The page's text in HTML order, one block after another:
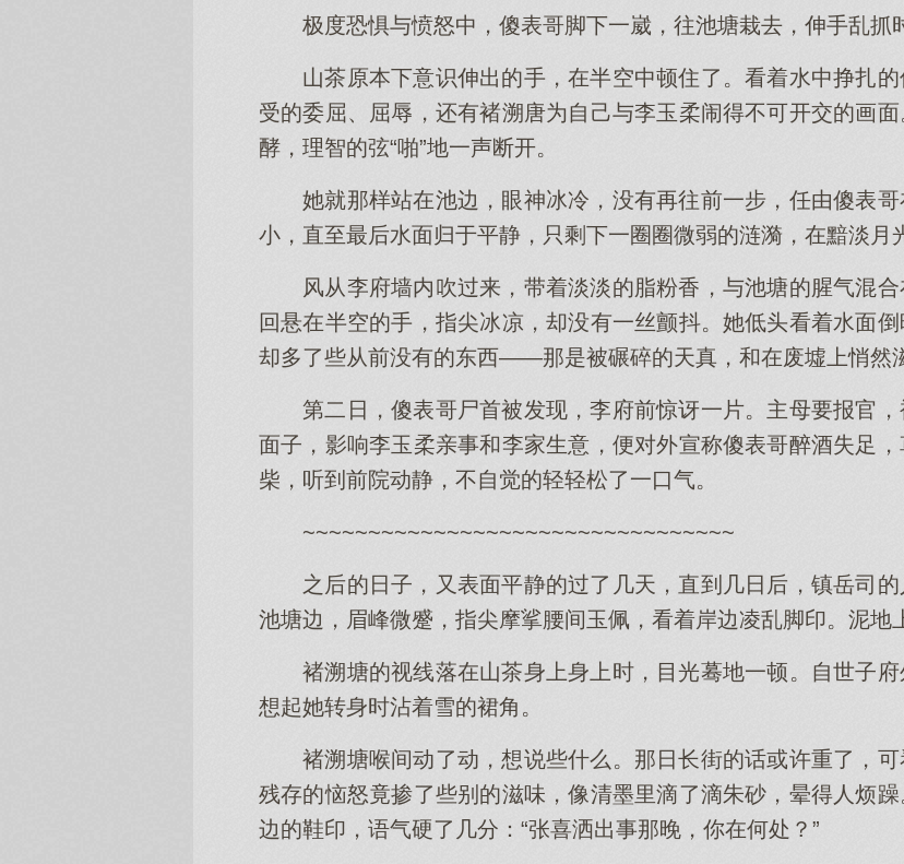
极度恐惧与愤怒中，傻表哥脚下一崴，往池塘栽去，伸手乱抓
山茶原本下意识伸出的手，在半空中顿住了。看着水中挣扎
受的委屈、屈辱，还有褚溯唐为自己与李玉柔闹得不可开交的画
酵，理智的弦“啪”地一声断开。
她就那样站在池边，眼神冰冷，没有再往前一步，任由傻表
小，直至最后水面归于平静，只剩下一圈圈微弱的涟漪，在黯淡月
风从李府墙内吹过来，带着淡淡的脂粉香，与池塘的腥气混
回悬在半空的手，指尖冰凉，却没有一丝颤抖。她低头看着水面
却多了些从前没有的东西——那是被碾碎的天真，和在废墟上悄然
第二日，傻表哥尸首被发现，李府前惊讶一片。主母要报官
面子，影响李玉柔亲事和李家生意，便对外宣称傻表哥醉酒失足
柴，听到前院动静，不自觉的轻轻松了一口气。
~~~~~~~~~~~~~~~~~~~~~~~~~~~~~~~~~
之后的日子，又表面平静的过了几天，直到几日后，镇岳司
池塘边，眉峰微蹙，指尖摩挲腰间玉佩，看着岸边凌乱脚印。泥地
褚溯塘的视线落在山茶身上身上时，目光蓦地一顿。自世子
想起她转身时沾着雪的裙角。
褚溯塘喉间动了动，想说些什么。那日长街的话或许重了，
残存的恼怒竟掺了些别的滋味，像清墨里滴了滴朱砂，晕得人烦
边的鞋印，语气硬了几分：“张喜洒出事那晚，你在何处？”